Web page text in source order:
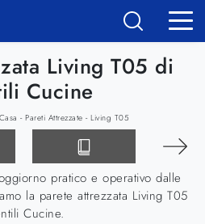
Living T05 di
Cucine
- Pareti Attrezzate - Living T05
pratico e operativo dalle
la parete attrezzata Living T05
Cucine.